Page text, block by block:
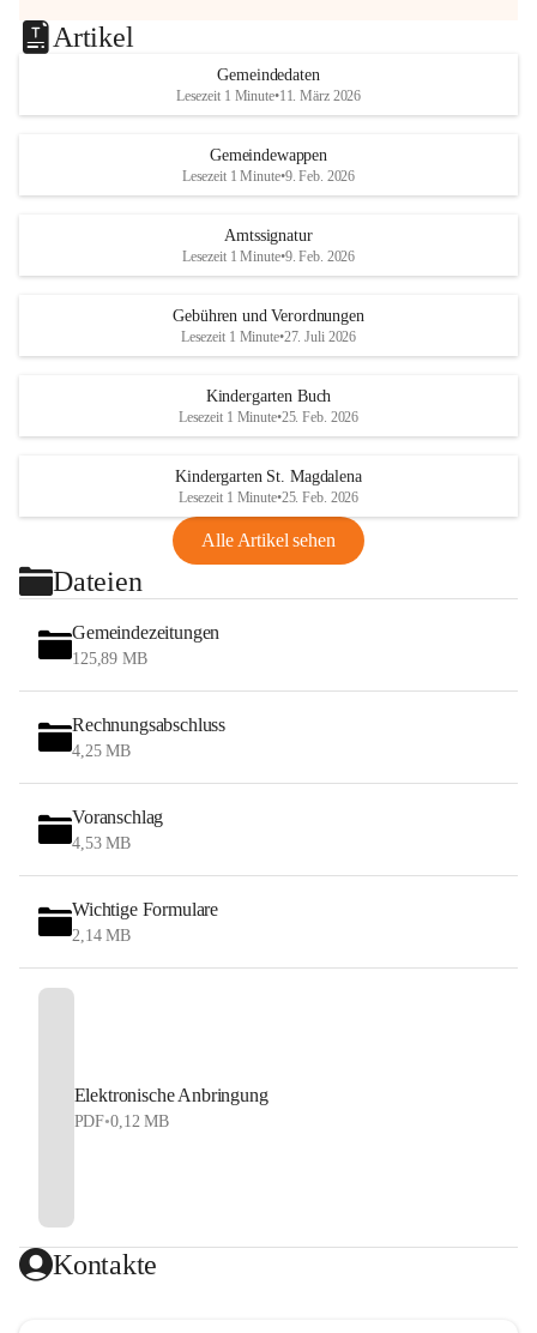
Artikel
Gemeindedaten
Lesezeit 1 Minute•11. März 2026
Gemeindewappen
Lesezeit 1 Minute•9. Feb. 2026
Amtssignatur
Lesezeit 1 Minute•9. Feb. 2026
Gebühren und Verordnungen
Lesezeit 1 Minute•27. Juli 2026
Kindergarten Buch
Lesezeit 1 Minute•25. Feb. 2026
Kindergarten St. Magdalena
Lesezeit 1 Minute•25. Feb. 2026
Alle Artikel sehen
Dateien
Gemeindezeitungen
125,89 MB
Rechnungsabschluss
4,25 MB
Voranschlag
4,53 MB
Wichtige Formulare
2,14 MB
Elektronische Anbringung
PDF•0,12 MB
Kontakte